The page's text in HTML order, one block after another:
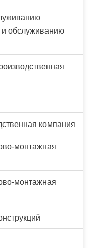
обслуживанию
компания
монтажная
монтажная